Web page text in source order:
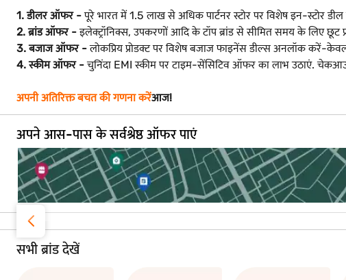
1. डीलर ऑफर -पूरे भारत में 1.5 लाख से अधिक पार्टनर स्टोर पर विशेष इन-स्टोर
2. ब्रांड ऑफर -इलेक्ट्रॉनिक्स, उपकरणों आदि के टॉप ब्रांड से सीमित समय के लिए छूट
3. बजाज ऑफर -लोकप्रिय प्रोडक्ट पर विशेष बजाज फाइनेंस डील्स अनलॉक करें-
4. स्कीम ऑफर -चुनिंदा EMI स्कीम पर टाइम-सेंसिटिव ऑफर का लाभ उठाएं.
अपनी अतिरिक्त बचत की गणना करेंआज!
अपने आस-पास के सर्वश्रेष्ठ ऑफर पाएं
सभी ब्रांड देखें